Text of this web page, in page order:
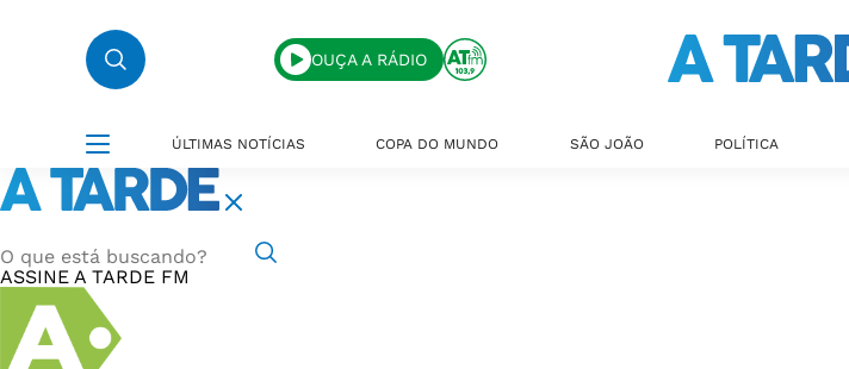
OUÇA A RÁDIO
ÚLTIMAS NOTÍCIAS COPA DO MUNDO SÃO JOÃO POLÍTICA
ASSINE A TARDE FM